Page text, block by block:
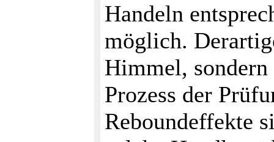
Handeln
möglich.
Himmel,
Prozess der
Reboundeffekte